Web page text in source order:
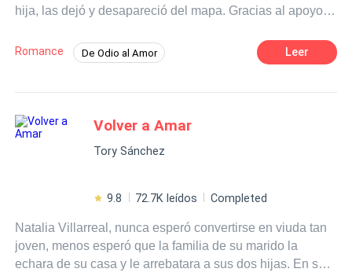
hija, las dejó y desapareció del mapa. Gracias al apoyo
sigue y debe volver a sonreír es que descubre, que la
verdadera felicidad siempre la llevaba en el fondo de su
Romance De Odio al Amor
Primer Amor Independiente
Leer
Volver a Amar
Tory Sánchez
9.8 72.7K leídos Completed
Natalia Villarreal, nunca esperó convertirse en viuda tan
joven, menos esperó que la familia de su marido la
echara de su casa y le arrebatara a sus dos hijas. En su